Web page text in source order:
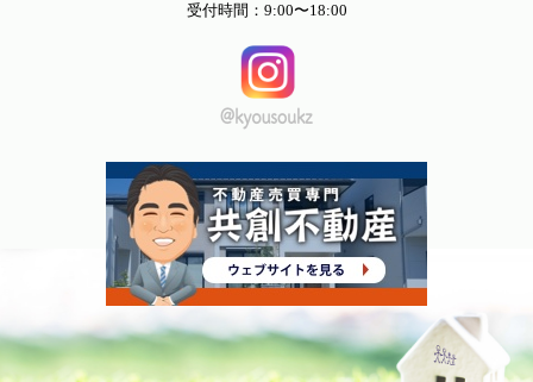
受付時間：9:00〜18:00